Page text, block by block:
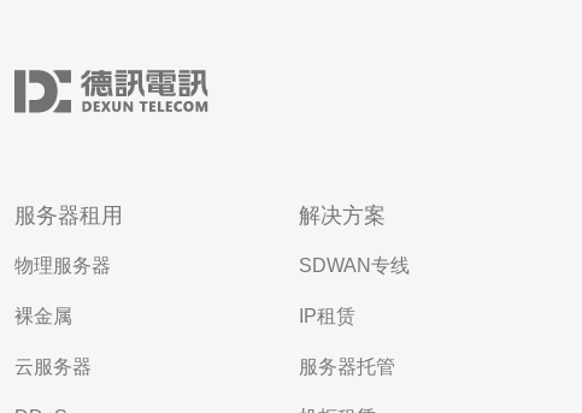
服务器租用
物理服务器
裸金属
云服务器
解决方案
SDWAN专线
IP租赁
服务器托管